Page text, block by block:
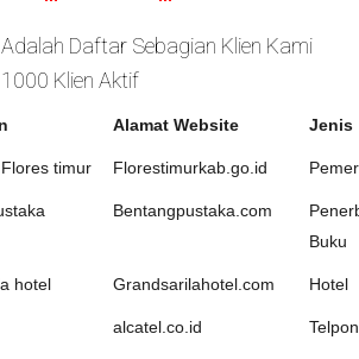
Daftar Sebagian Klien Kami
Klien Aktif
Alamat Website Jenis
timur Florestimurkab.go.id
Bentangpustaka.com
Buku
hotel Grandsarilahotel.com Hotel
alcatel.co.id Telpon